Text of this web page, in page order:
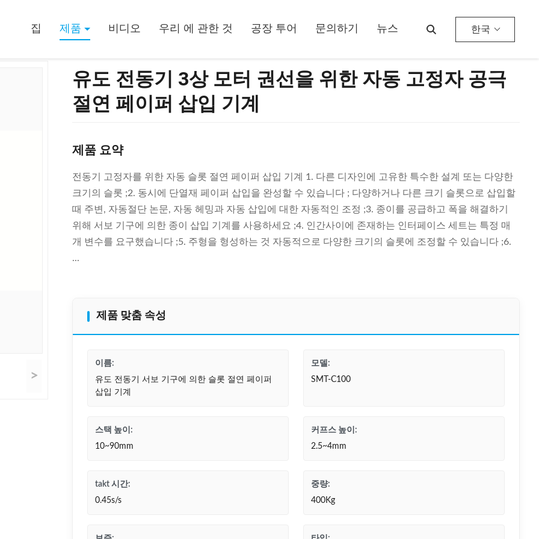
집 제품 비디오 우리 에 관한 것 공장 투어 문의하기 뉴스 한국
>
유도 전동기 3상 모터 권선을 위한 자동 고정자 공극
절연 페이퍼 삽입 기계
제품 요약
전동기 고정자를 위한 자동 슬롯 절연 페이퍼 삽입 기계 1. 다른 디자인에 고유한 특수한 설계 또는 다양한
크기의 슬롯 ;2. 동시에 단열재 페이퍼 삽입을 완성할 수 있습니다 ; 다양하거나 다른 크기 슬롯으로 삽입할
때 주변, 자동절단 논문, 자동 헤밍과 자동 삽입에 대한 자동적인 조정 ;3. 종이를 공급하고 폭을 해결하기
위해 서보 기구에 의한 종이 삽입 기계를 사용하세요 ;4. 인간사이에 존재하는 인터페이스 세트는 특정 매
개 변수를 요구했습니다 ;5. 주형을 형성하는 것 자동적으로 다양한 크기의 슬롯에 조정할 수 있습니다 ;6.
...
제품 맞춤 속성
이름:
유도 전동기 서보 기구에 의한 슬롯 절연 페이퍼
삽입 기계
모델:
SMT-C100
스택 높이:
10~90mm
커프스 높이:
2.5~4mm
takt 시간:
0.45s/s
중량:
400Kg